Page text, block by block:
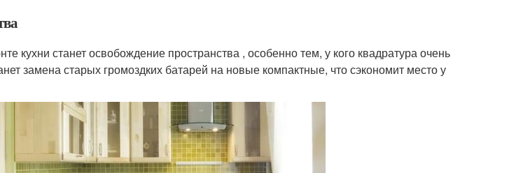
кухни станет освобождение пространства , особенно тем, у кого квадратура очень
замена старых громоздких батарей на новые компактные, что сэкономит место у